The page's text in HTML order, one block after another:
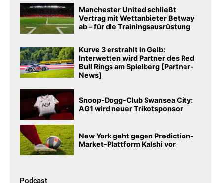
Manchester United schließt
Vertrag mit Wettanbieter Betway
ab – für die Trainingsausrüstung
Kurve 3 erstrahlt in Gelb:
Interwetten wird Partner des Red
Bull Rings am Spielberg [Partner-
News]
Snoop-Dogg-Club Swansea City:
AG1 wird neuer Trikotsponsor
New York geht gegen Prediction-
Market-Plattform Kalshi vor
Podcast​